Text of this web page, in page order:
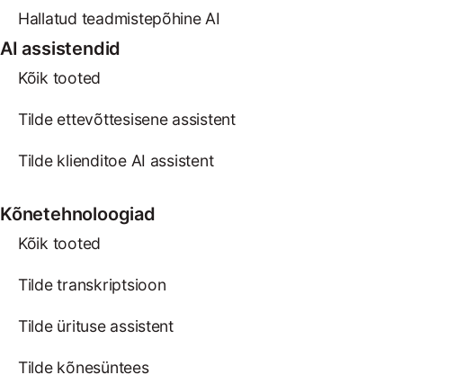
Hallatud teadmistepõhine AI
AI assistendid
Kõik tooted
Tilde ettevõttesisene assistent
Tilde klienditoe AI assistent
Kõnetehnoloogiad
Kõik tooted
Tilde transkriptsioon
Tilde ürituse assistent
Tilde kõnesüntees